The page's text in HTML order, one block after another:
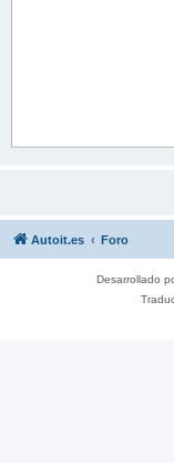
Autoit.es Foro
Desarrollado